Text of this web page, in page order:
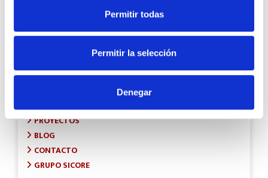
Permitir todas
Permitir la selección
Denegar
Soluciones en equipamiento
de Hostelería y frío industrial.
INICIO
PROYECTOS
BLOG
CONTACTO
GRUPO SICORE